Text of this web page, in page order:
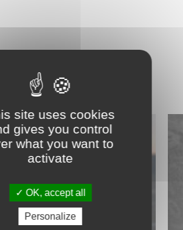
site uses cookies
gives you control
what you want to
activate
OK, accept all
Personalize